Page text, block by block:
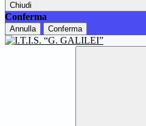
Chiudi
Conferma
Annulla Conferma